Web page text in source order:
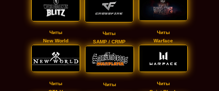
Читы
New World
Читы
Читы
SAMP / CRMP
Читы
Читы
Читы
Warface